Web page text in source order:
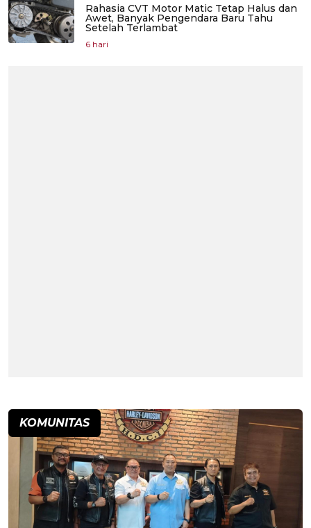
Rahasia CVT Motor Matic Tetap Halus dan
Awet, Banyak Pengendara Baru Tahu
Setelah Terlambat
6 hari
KOMUNITAS